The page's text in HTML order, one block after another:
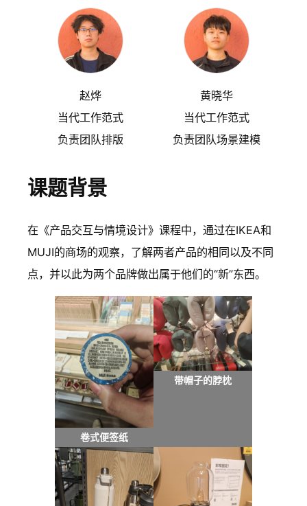
赵烨
当代工作范式
负责团队排版
黄晓华
当代工作范式
负责团队场景建模
课题背景
在《产品交互与情境设计》课程中，通过在IKEA和
MUJI的商场的观察，了解两者产品的相同以及不同
点，并以此为两个品牌做出属于他们的“新”东西。
卷式便签纸
带帽子的脖枕